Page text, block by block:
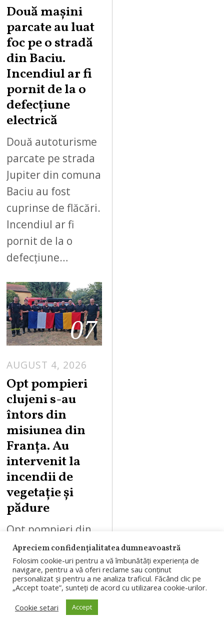
Două mașini
parcate au luat
foc pe o stradă
din Baciu.
Incendiul ar fi
pornit de la o
defecțiune
electrică
Două autoturisme
parcate pe strada
Jupiter din comuna
Baciu au fost
cuprinse de flăcări.
Incendiul ar fi
pornit de la o
defecțiune…
07
AUGUST 4, 2026
Opt pompieri
clujeni s-au
întors din
misiunea din
Franța. Au
intervenit la
incendii de
vegetație și
pădure
Opt pompieri din
cadrul ISU Cluj s-
au întors după o
misiune de peste
două săptămâni în
Franța, unde au
Apreciem confidențialitatea dumneavoastră
Folosim cookie-uri pentru a vă îmbunătăți experiența de
navigare, pentru a vă oferi reclame sau conținut
personalizat și pentru a ne analiza traficul. Făcând clic pe
„Accept toate”, sunteți de acord cu utilizarea cookie-urilor.
Cookie setari
Accept